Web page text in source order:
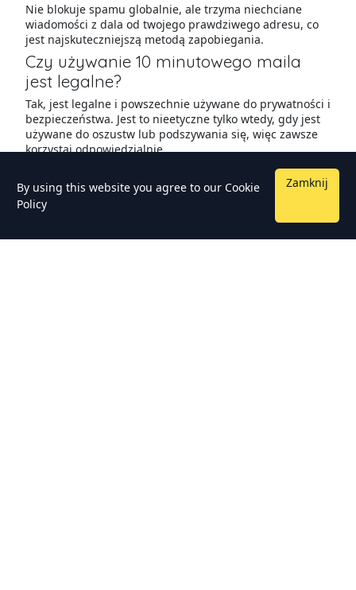
Nie blokuje spamu globalnie, ale trzyma niechciane
wiadomości z dala od twojego prawdziwego adresu, co
jest najskuteczniejszą metodą zapobiegania.
Czy używanie 10 minutowego maila
jest legalne?
Tak, jest legalne i powszechnie używane do prywatności i
bezpieczeństwa. Jest to nieetyczne tylko wtedy, gdy jest
używane do oszustw lub podszywania się, więc zawsze
korzystaj odpowiedzialnie.
By using this website you agree to our Cookie
Policy
Zamknij